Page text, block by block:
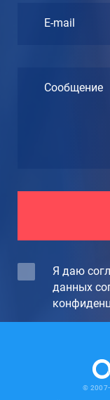
E-mail
Сообщение
Я даю
данных
©